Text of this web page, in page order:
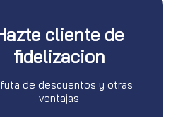
cliente de
fidelizacion
de descuentos y otras
ventajas